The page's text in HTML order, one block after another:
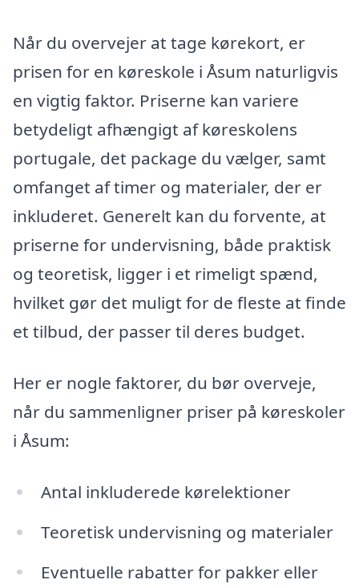
Når du overvejer at tage kørekort, er
prisen for en køreskole i Åsum naturligvis
en vigtig faktor. Priserne kan variere
betydeligt afhængigt af køreskolens
portugale, det package du vælger, samt
omfanget af timer og materialer, der er
inkluderet. Generelt kan du forvente, at
priserne for undervisning, både praktisk
og teoretisk, ligger i et rimeligt spænd,
hvilket gør det muligt for de fleste at finde
et tilbud, der passer til deres budget.
Her er nogle faktorer, du bør overveje,
når du sammenligner priser på køreskoler
i Åsum:
Antal inkluderede kørelektioner
Teoretisk undervisning og materialer
Eventuelle rabatter for pakker eller